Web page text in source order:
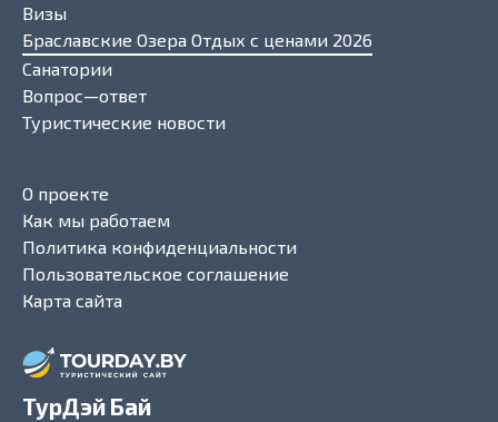
ТурДэй Бай
Визы
Браславские Озера Отдых с ценами 2026
Санатории
Вопрос—ответ
Туристические новости
О проекте
Как мы работаем
Политика конфиденциальности
Пользовательское соглашение
Карта сайта